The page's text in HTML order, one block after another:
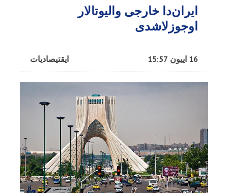
ایران‌دا خارجی والیوتالار
اوجوزلاشدی
ایقتیصادیات 16 اییون 15:57